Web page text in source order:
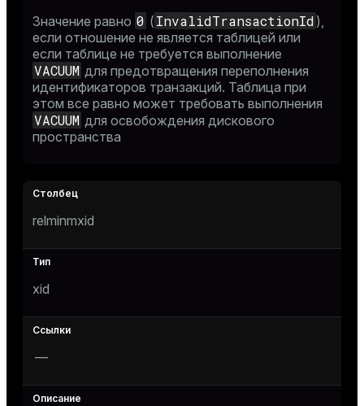
Значение равно 0 ( InvalidTransactionId ),
если отношение не является таблицей или
если таблице не требуется выполнение
VACUUM для предотвращения переполнения
идентификаторов транзакций. Таблица при
этом все равно может требовать выполнения
VACUUM для освобождения дискового
пространства
relminmxid
xid
—